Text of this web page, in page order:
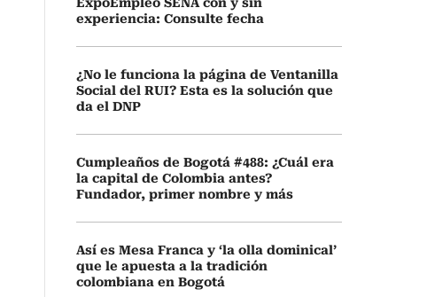
experiencia: Consulte fecha
¿No le funciona la página de Ventanilla
Social del RUI? Esta es la solución que
da el DNP
Cumpleaños de Bogotá #488: ¿Cuál era
la capital de Colombia antes?
Fundador, primer nombre y más
Así es Mesa Franca y ‘la olla dominical’
que le apuesta a la tradición
colombiana en Bogotá